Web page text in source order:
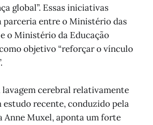
global”. Essas iniciativas
parceria entre o Ministério das
o Ministério da Educação
objetivo “reforçar o vínculo
cerebral relativamente
estudo recente, conduzido pela
Muxel, aponta um forte